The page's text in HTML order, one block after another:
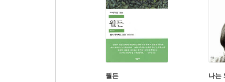
월든 나는